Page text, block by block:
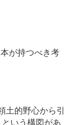
が持つべき考
土的野心から引
いう構図があ